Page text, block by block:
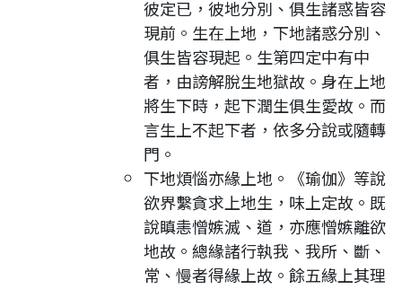
彼定已，彼地分別、俱生諸惑皆容
現前。生在上地，下地諸惑分別、
俱生皆容現起。生第四定中有中
者，由謗解脫生地獄故。身在上地
將生下時，起下潤生俱生愛故。而
言生上不起下者，依多分說或隨轉
門。
下地煩惱亦緣上地。《瑜伽》等說
欲界繫貪求上地生，味上定故。既
說瞋恚憎嫉滅、道，亦應憎嫉離欲
地故。總緣諸行執我、我所、斷、
常、慢者得緣上故。餘五緣上其理